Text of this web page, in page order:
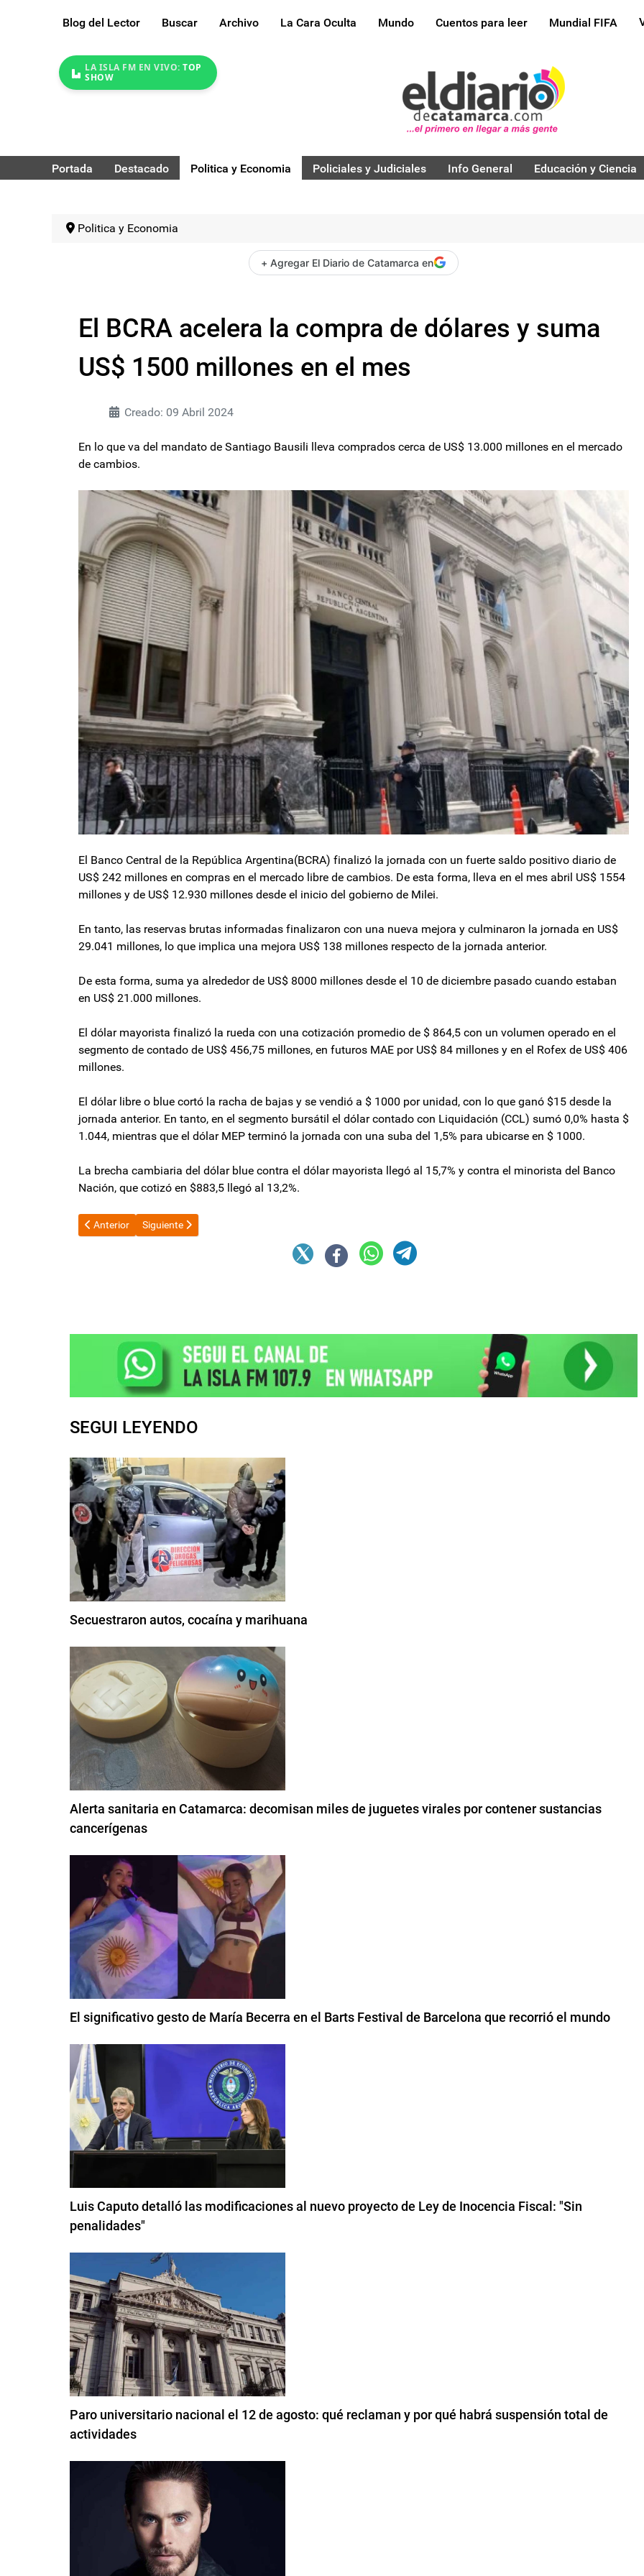
Blog del Lector Buscar Archivo La Cara Oculta Mundo Cuentos para leer Mundial FIFA
LA ISLA FM EN VIVO: TOP
SHOW
Portada Destacado Politica y Economia Policiales y Judiciales Info General Educación y Ciencia
Politica y Economia
+ Agregar El Diario de Catamarca en
El BCRA acelera la compra de dólares y suma
US$ 1500 millones en el mes
Creado: 09 Abril 2024
En lo que va del mandato de Santiago Bausili lleva comprados cerca de US$ 13.000 millones en el mercado
de cambios.
El Banco Central de la República Argentina(BCRA) finalizó la jornada con un fuerte saldo positivo diario de
US$ 242 millones en compras en el mercado libre de cambios. De esta forma, lleva en el mes abril US$ 1554
millones y de US$ 12.930 millones desde el inicio del gobierno de Milei.
En tanto, las reservas brutas informadas finalizaron con una nueva mejora y culminaron la jornada en US$
29.041 millones, lo que implica una mejora US$ 138 millones respecto de la jornada anterior.
De esta forma, suma ya alrededor de US$ 8000 millones desde el 10 de diciembre pasado cuando estaban
en US$ 21.000 millones.
El dólar mayorista finalizó la rueda con una cotización promedio de $ 864,5 con un volumen operado en el
segmento de contado de US$ 456,75 millones, en futuros MAE por US$ 84 millones y en el Rofex de US$ 406
millones.
El dólar libre o blue cortó la racha de bajas y se vendió a $ 1000 por unidad, con lo que ganó $15 desde la
jornada anterior. En tanto, en el segmento bursátil el dólar contado con Liquidación (CCL) sumó 0,0% hasta $
1.044, mientras que el dólar MEP terminó la jornada con una suba del 1,5% para ubicarse en $ 1000.
La brecha cambiaria del dólar blue contra el dólar mayorista llegó al 15,7% y contra el minorista del Banco
Nación, que cotizó en $883,5 llegó al 13,2%.
Artículo anterior: Bullrich presidirá RANDOT V, mecanismo de la OEA contra el crimen organizado
Anterior Artículo siguiente: Cálculos, plazos e interrogantes en el tablero del Gobierno de cara a la votación de la nueva Ley
Siguiente
SEGUI LEYENDO
Secuestraron autos, cocaína y marihuana
Alerta sanitaria en Catamarca: decomisan miles de juguetes virales por contener sustancias
cancerígenas
El significativo gesto de María Becerra en el Barts Festival de Barcelona que recorrió el mundo
Luis Caputo detalló las modificaciones al nuevo proyecto de Ley de Inocencia Fiscal: "Sin
penalidades"
Paro universitario nacional el 12 de agosto: qué reclaman y por qué habrá suspensión total de
actividades